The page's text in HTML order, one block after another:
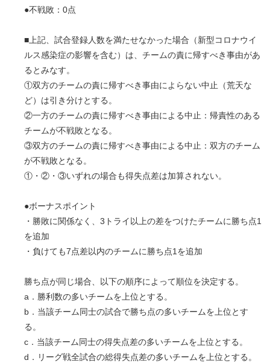
●不戦敗：0点
■上記、試合登録人数を満たせなかった場合（新型コロナウイ
ルス感染症の影響を含む）は、チームの責に帰すべき事由があ
るとみなす。
①双方のチームの責に帰すべき事由によらない中止（荒天な
ど）は引き分けとする。
②一方のチームの責に帰すべき事由による中止：帰責性のある
チームが不戦敗となる。
③双方のチームの責に帰すべき事由による中止：双方のチーム
が不戦敗となる。
①・②・③いずれの場合も得失点差は加算されない。
●ボーナスポイント
・勝敗に関係なく、3トライ以上の差をつけたチームに勝ち点1
を追加
・負けても7点差以内のチームに勝ち点1を追加
勝ち点が同じ場合、以下の順序によって順位を決定する。
a．勝利数の多いチームを上位とする。
b．当該チーム同士の試合で勝ち点の多いチームを上位とす
る。
c．当該チーム同士の得失点差の多いチームを上位とする。
d．リーグ戦全試合の総得失点差の多いチームを上位とする。